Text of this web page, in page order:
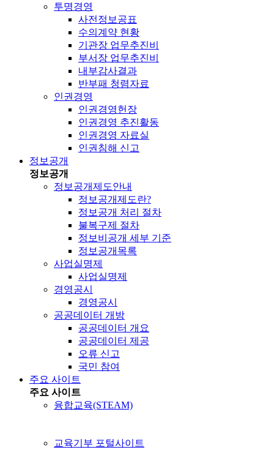
투명경영
사전정보공표
수의계약 현황
기관장 업무추진비
부서장 업무추진비
내부감사결과
반부패 청렴자료
인권경영
인권경영헌장
인권경영 추진활동
인권경영 자료실
인권침해 신고
정보공개
정보공개
정보공개제도안내
정보공개제도란?
정보공개 처리 절차
불복구제 절차
정보비공개 세부 기준
정보공개목록
사업실명제
사업실명제
경영공시
경영공시
공공데이터 개방
공공데이터 개요
공공데이터 제공
오류 신고
국민 참여
주요 사이트
주요 사이트
융합교육(STEAM)
교육기부 포털사이트